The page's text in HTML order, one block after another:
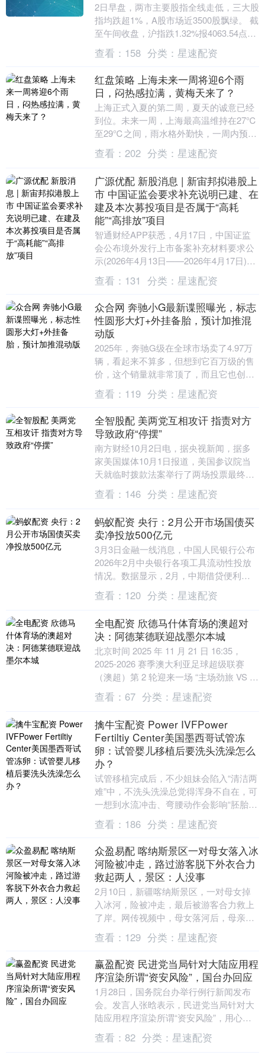
2日早盘，两市主要股指全线走低，三大股
指均跌超1%，A股市场近3500股飘绿。 截
至午间收盘，沪指跌1.32%报4063.54点，
深证成指跌1.41%，创业板指....
查看： 158 分类： 星速配资
红盘策略 上海未来一周将迎6个雨
日，闷热感拉满，黄梅天来了？
上海正式入夏的第二周，夏天的诚意已经
到位。未来一周，上海最高温维持在27℃
至29℃之间，雨水格外勤快，一周内预计
有6个阵雨日。 上海中心气象台预报，由
于高空槽东....
查看： 202 分类： 星速配资
广源优配 新股消息 | 新宙邦拟港股上
市 中国证监会要求补充说明已建、在
建及本次募投项目是否属于“高耗
能”“高排放”项目
智通财经APP获悉，4月17日，中国证监
会公布境外发行上市备案补充材料要求公
示(2026年4月13日——2026年4月17日)。
中国证监会国际司共对7家企业出具....
查看： 131 分类： 星速配资
众合网 奔驰小G最新谍照曝光，标志
性圆形大灯+外挂备胎，预计加推混
动版
2025年，奔驰G级在全球市场卖了4.97万
辆，看起来不算多，但想到它百万级的售
价，这个销量就非常顶了，而且它也创了
自己销量的历史新高。与此同时，奔驰还
打算推出....
查看： 119 分类： 星速配资
全智股配 美两党互相攻讦 指责对方
导致政府“停摆”
南方财经10月2日电，据央视新闻，据多
家美国媒体10月1日报道，美国参议院当
天就临时拨款法案举行了两场投票最终均
未通过，美国政府“停摆”将持续。面对临
时拨款法案....
查看： 146 分类： 星速配资
蚂蚁配资 央行：2月公开市场国债买
卖净投放500亿元
3月3日金融一线消息，中国人民银行公布
2026年2月中央银行各项工具流动性投放
情况。数据显示，2月，中期借贷便利
（MLF）净投放3000亿元。公开市场操作
方面，....
查看： 120 分类： 星速配资
全电配资 欣德马什体育场的澳超对
决：阿德莱德联迎战墨尔本城
北京时间 2025 年 11 月 21 日 16:35，
2025-2026 赛季澳大利亚足球超级联赛
（澳超）第 2 轮迎来一场 “主场劲旅 VS 卫
冕冠军” 的....
查看： 67 分类： 星速配资
擒牛宝配资 Power IVFPower
Fertiltiy Center美国墨西哥试管冻
卵：试管婴儿移植后要洗头洗澡怎么
办？
试管移植完成后，不少姐妹会陷入“清洁两
难”中，不洗头洗澡总觉得浑身不自在，可
一想到水流冲击、弯腰动作会影响“胚胎着
床”又忍不住紧张，那可怎么办呢？ 张欣
博士（D....
查看： 186 分类： 星速配资
众盈易配 喀纳斯景区一对母女落入冰
河险被冲走，路过游客脱下外衣合力
救起两人，景区：人没事
2月10日，新疆喀纳斯景区，一对母女掉
入冰河，险被冲走，最后被游客合力救上
了岸。网传视频中，母女落河后，母亲被
冲到了对岸，小女孩被水流带走了一段距
离，最后漂到岸....
查看： 129 分类： 星速配资
赢盈配资 民进党当局针对大陆应用程
序渲染所谓“资安风险”，国台办回应
1月28日，国务院台办举行例行新闻发布
会。发言人张晗表示，民进党当局针对大
陆应用程序渲染所谓“资安风险”，用心险
恶。其剥夺台湾民众，特别是青年知情权
和使用社交平....
查看： 82 分类： 星速配资